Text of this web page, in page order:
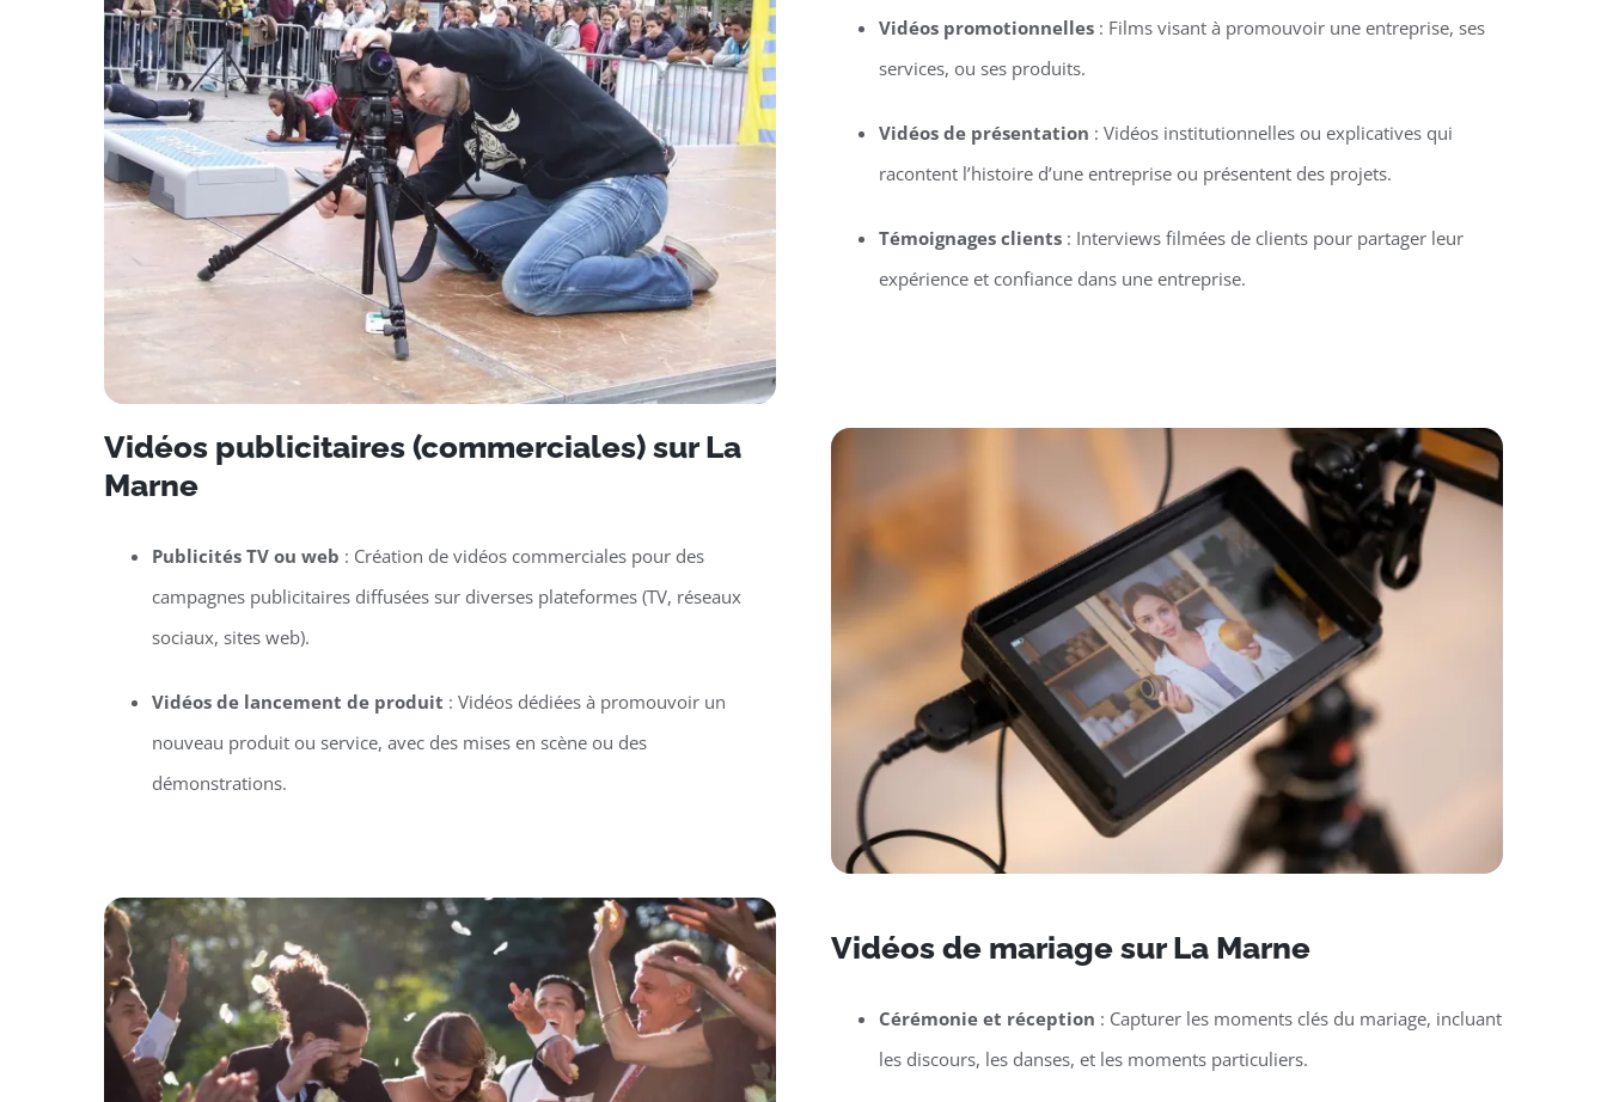
Vidéos promotionnelles : Films visant à promouvoir une entreprise, ses
services, ou ses produits.
Vidéos de présentation : Vidéos institutionnelles ou explicatives qui
racontent l’histoire d’une entreprise ou présentent des projets.
Témoignages clients : Interviews filmées de clients pour partager leur
expérience et confiance dans une entreprise.
Vidéos publicitaires (commerciales) sur La
Marne
Publicités TV ou web : Création de vidéos commerciales pour des
campagnes publicitaires diffusées sur diverses plateformes (TV, réseaux
sociaux, sites web).
Vidéos de lancement de produit : Vidéos dédiées à promouvoir un
nouveau produit ou service, avec des mises en scène ou des
démonstrations.
Vidéos de mariage sur La Marne
Cérémonie et réception : Capturer les moments clés du mariage, incluant
les discours, les danses, et les moments particuliers.